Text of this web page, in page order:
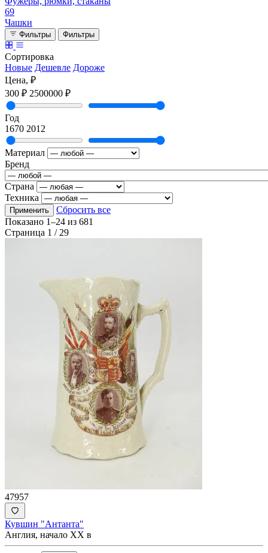
69
Чашки
Фильтры Фильтры
Сортировка
Новые Дешевле Дороже
Цена, ₽
300 ₽ 2500000 ₽
Год
1670 2012
Материал
Бренд
Страна
Техника
Применить
Сбросить все
Показано 1–24 из 681
Страница 1 / 29
47957
Кувшин "Антанта"
Англия, начало ХХ в